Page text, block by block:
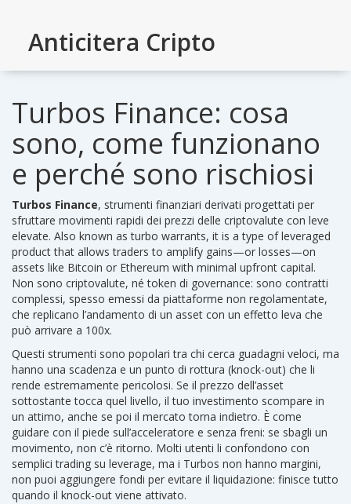
Anticitera Cripto
Turbos Finance: cosa
sono, come funzionano
e perché sono rischiosi
Turbos Finance, strumenti finanziari derivati progettati per
sfruttare movimenti rapidi dei prezzi delle criptovalute con leve
elevate. Also known asturbo warrants, it is a type of leveraged
product that allows traders to amplify gains—or losses—on
assets like Bitcoin or Ethereum with minimal upfront capital.
Non sono criptovalute, né token di governance: sono contratti
complessi, spesso emessi da piattaforme non regolamentate,
che replicano l’andamento di un asset con un effetto leva che
può arrivare a 100x.
Questi strumenti sono popolari tra chi cerca guadagni veloci, ma
hanno una scadenza e un punto di rottura (knock-out) che li
rende estremamente pericolosi. Se il prezzo dell’asset
sottostante tocca quel livello, il tuo investimento scompare in
un attimo, anche se poi il mercato torna indietro. È come
guidare con il piede sull’acceleratore e senza freni: se sbagli un
movimento, non c’è ritorno. Molti utenti li confondono con
semplici trading su leverage, ma i Turbos non hanno margini,
non puoi aggiungere fondi per evitare il liquidazione: finisce tutto
quando il knock-out viene attivato.